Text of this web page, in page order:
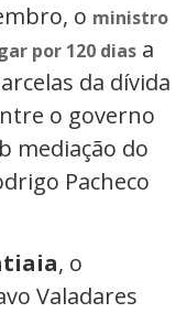
o ministro
por 120 dias a
da dívida
o governo
mediação do
Pacheco
, o
Valadares